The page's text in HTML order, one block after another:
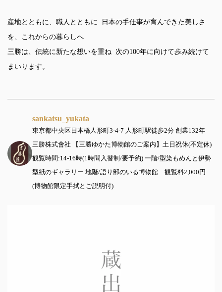
産地とともに、職人とともに 日本の手仕事が育んできた美しさ
を、これからの暮らしへ
三勝は、伝統に新たな想いを重ね 次の100年に向けて歩み続けて
まいります。
sankatsu_yukata
東京都中央区日本橋人形町3-4-7 人形町駅徒歩2分 創業132年
三勝株式會社 【三勝ゆかた博物館のご案内】土日祝休(不定休)
観覧時間:14-16時(1時間入替制/要予約) 一階/型染もめんと伊勢
型紙のギャラリー 地階/語り部のいる博物館 観覧料2,000円
(博物館限定手拭とご説明付)